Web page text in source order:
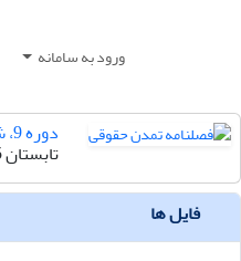
ورود به سامانه
دوره 9، شماره 28
تابستان 1405
فایل ها